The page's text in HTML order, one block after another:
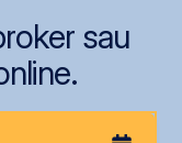
sau